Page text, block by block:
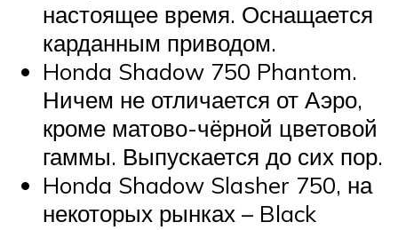
настоящее время. Оснащается
карданным приводом.
Honda Shadow 750 Phantom.
Ничем не отличается от Аэро,
кроме матово-чёрной цветовой
гаммы. Выпускается до сих пор.
Honda Shadow Slasher 750, на
некоторых рынках – Black